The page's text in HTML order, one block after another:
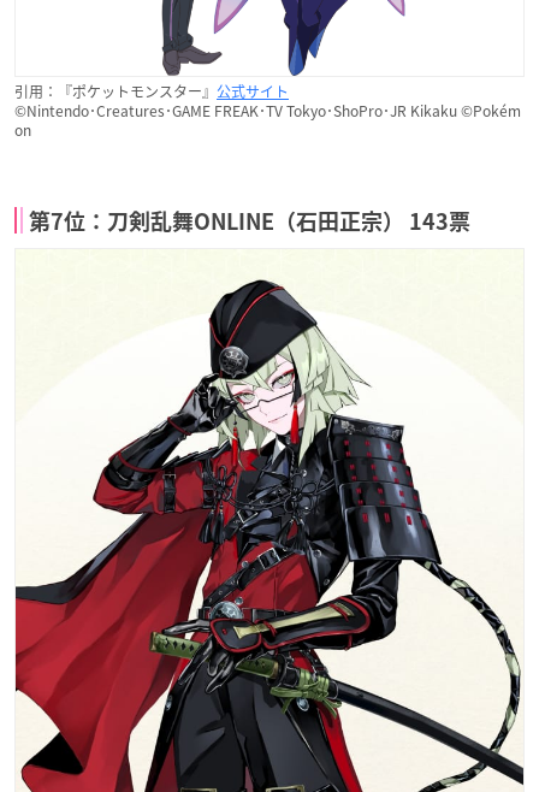
引用：『ポケットモンスター』 公式サイト
©Nintendo･Creatures･GAME FREAK･TV Tokyo･ShoPro･JR Kikaku ©Pokém
on
第7位：刀剣乱舞ONLINE（石田正宗） 143票